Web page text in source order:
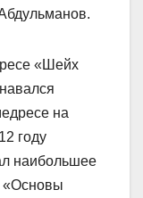
«Шейх
на
году
наибольшее
«Основы